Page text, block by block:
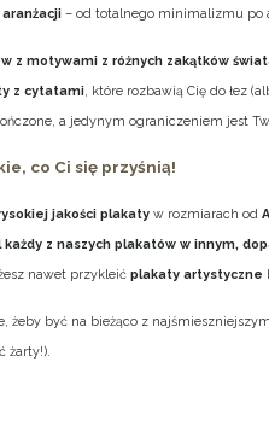
– od totalnego minimalizmu po
z motywami z różnych zakątków
z cytatami , które rozbawią Cię do łez
a jedynym ograniczeniem jest
co Ci się przyśnią!
jakości plakaty w rozmiarach od
z naszych plakatów w innym,
nawet przykleić plakaty artystyczne
żeby być na bieżąco z
żarty!).